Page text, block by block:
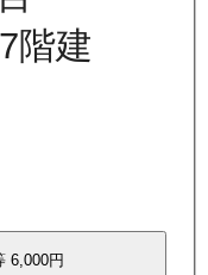
階建
6,000円